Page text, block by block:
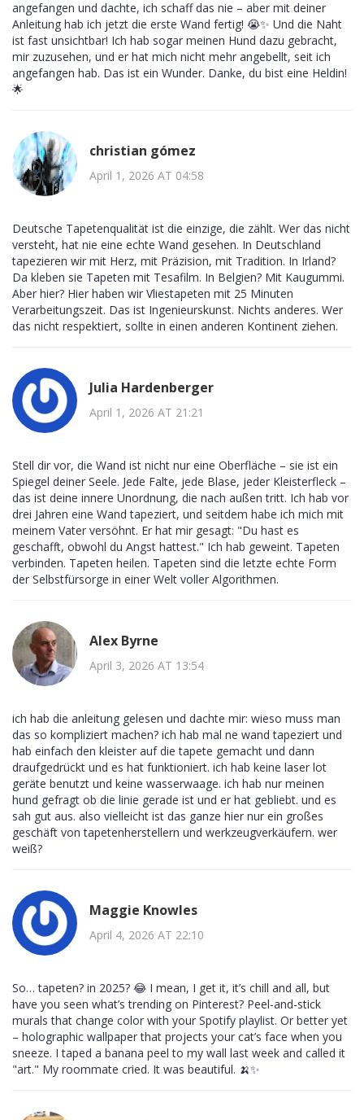
angefangen und dachte, ich schaff das nie – aber mit deiner
Anleitung hab ich jetzt die erste Wand fertig! 😭✨ Und die Naht
ist fast unsichtbar! Ich hab sogar meinen Hund dazu gebracht,
mir zuzusehen, und er hat mich nicht mehr angebellt, seit ich
angefangen hab. Das ist ein Wunder. Danke, du bist eine Heldin!
🌟
christian gómez
April 1, 2026 AT 04:58
Deutsche Tapetenqualität ist die einzige, die zählt. Wer das nicht
versteht, hat nie eine echte Wand gesehen. In Deutschland
tapezieren wir mit Herz, mit Präzision, mit Tradition. In Irland?
Da kleben sie Tapeten mit Tesafilm. In Belgien? Mit Kaugummi.
Aber hier? Hier haben wir Vliestapeten mit 25 Minuten
Verarbeitungszeit. Das ist Ingenieurskunst. Nichts anderes. Wer
das nicht respektiert, sollte in einen anderen Kontinent ziehen.
Julia Hardenberger
April 1, 2026 AT 21:21
Stell dir vor, die Wand ist nicht nur eine Oberfläche – sie ist ein
Spiegel deiner Seele. Jede Falte, jede Blase, jeder Kleisterfleck –
das ist deine innere Unordnung, die nach außen tritt. Ich hab vor
drei Jahren eine Wand tapeziert, und seitdem habe ich mich mit
meinem Vater versöhnt. Er hat mir gesagt: "Du hast es
geschafft, obwohl du Angst hattest." Ich hab geweint. Tapeten
verbinden. Tapeten heilen. Tapeten sind die letzte echte Form
der Selbstfürsorge in einer Welt voller Algorithmen.
Alex Byrne
April 3, 2026 AT 13:54
ich hab die anleitung gelesen und dachte mir: wieso muss man
das so kompliziert machen? ich hab mal ne wand tapeziert und
hab einfach den kleister auf die tapete gemacht und dann
draufgedrückt und es hat funktioniert. ich hab keine laser lot
geräte benutzt und keine wasserwaage. ich hab nur meinen
hund gefragt ob die linie gerade ist und er hat gebliebt. und es
sah gut aus. also vielleicht ist das ganze hier nur ein großes
geschäft von tapetenherstellern und werkzeugverkäufern. wer
weiß?
Maggie Knowles
April 4, 2026 AT 22:10
So… tapeten? in 2025? 😂 I mean, I get it, it’s chill and all, but
have you seen what’s trending on Pinterest? Peel-and-stick
murals that change color with your Spotify playlist. Or better yet
– holographic wallpaper that projects your cat’s face when you
sneeze. I taped a banana peel to my wall last week and called it
"art." My roommate cried. It was beautiful. 🍌✨